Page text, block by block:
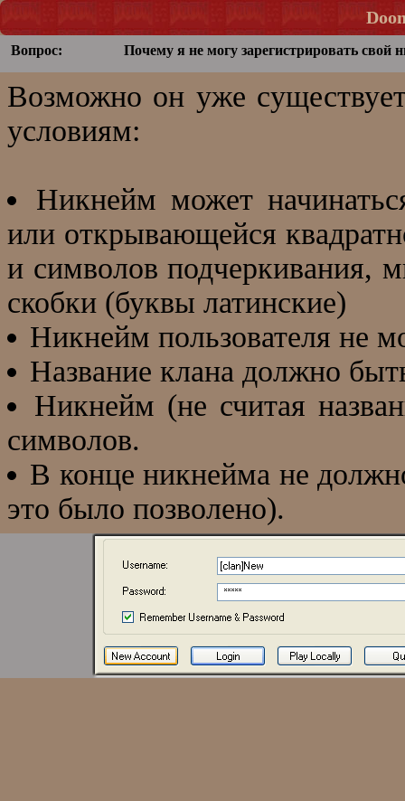
Вопрос: Почему я не могу зарегистрировать свой
Возможно он уже
условиям:
Никнейм может
или открывающейся
и символов подчеркивания,
скобки (буквы латинские)
Никнейм пользователя не
Название клана должно
Никнейм (не считая
символов.
В конце никнейма не
это было позволено).